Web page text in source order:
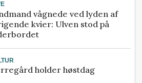
vågnede ved lyden af
kvier: Ulven stod på
holder høstdag